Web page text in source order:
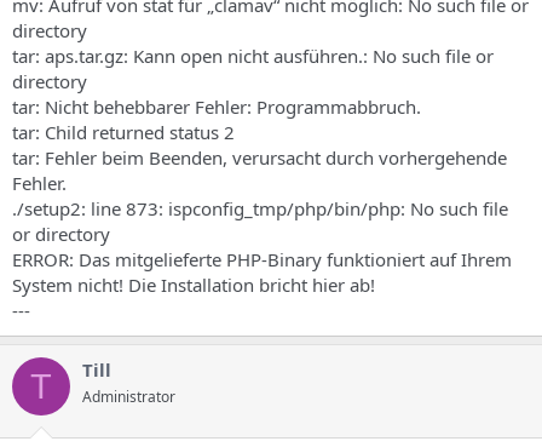
mv: Aufruf von stat für „clamav“ nicht möglich: No such file or
directory
tar: aps.tar.gz: Kann open nicht ausführen.: No such file or
directory
tar: Nicht behebbarer Fehler: Programmabbruch.
tar: Child returned status 2
tar: Fehler beim Beenden, verursacht durch vorhergehende
Fehler.
./setup2: line 873: ispconfig_tmp/php/bin/php: No such file
or directory
ERROR: Das mitgelieferte PHP-Binary funktioniert auf Ihrem
System nicht! Die Installation bricht hier ab!
---
T Till
Administrator